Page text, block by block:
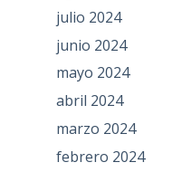
julio 2024
junio 2024
mayo 2024
abril 2024
marzo 2024
febrero 2024